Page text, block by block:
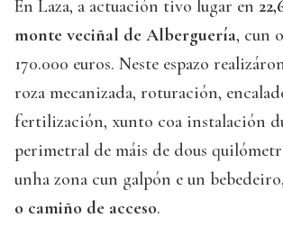
En Laza, a actuación tivo lugar en
monte veciñal de Alberguería, cun
170.000 euros. Neste espazo
roza mecanizada, roturación,
fertilización, xunto coa instalación
perimetral de máis de dous
unha zona cun galpón e un
o camiño de acceso.